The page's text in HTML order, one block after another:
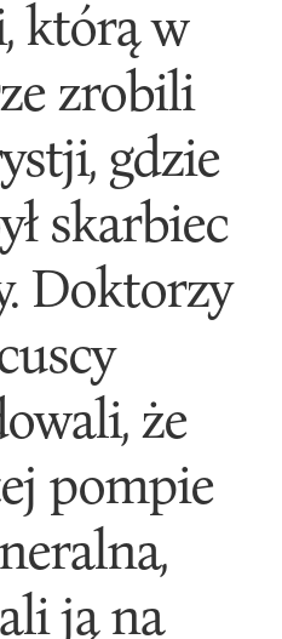
którą w
zrobili
gdzie
skarbiec
Doktorzy
że
pompie
ją na